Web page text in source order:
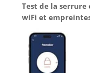
Test de la serrure
wiFi et